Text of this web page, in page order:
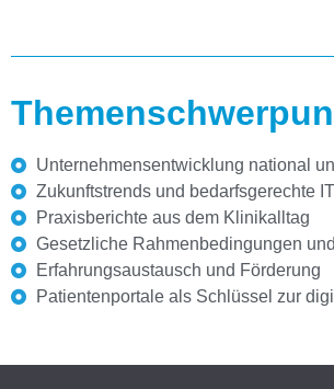
Unternehmensentwicklung national
Zukunftstrends und bedarfsgerechte
Praxisberichte aus dem Klinikalltag
Gesetzliche Rahmenbedingungen
Erfahrungsaustausch und Förderung
Patientenportale als Schlüssel zur